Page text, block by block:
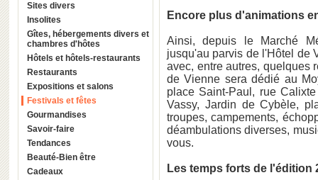
Sites divers
Insolites
Gîtes, hébergements divers et
chambres d'hôtes
Hôtels et hôtels-restaurants
Restaurants
Expositions et salons
Festivals et fêtes
Gourmandises
Savoir-faire
Tendances
Beauté-Bien être
Cadeaux
Encore plus d'animations
Ainsi, depuis le Marché
jusqu'au parvis de l'Hôtel de
avec, entre autres, quelques
de Vienne sera dédié au
place Saint-Paul, rue
Vassy, Jardin de Cybèle,
troupes, campements,
déambulations diverses,
vous.
Les temps forts de l'édition